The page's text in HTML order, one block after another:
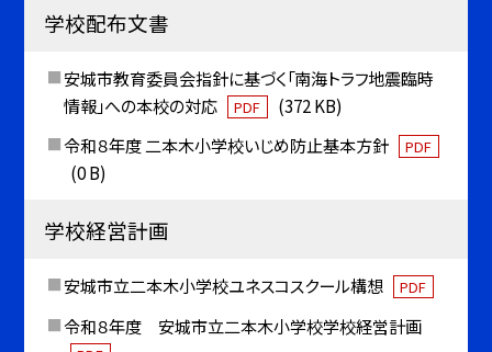
学校配布文書
安城市教育委員会指針に基づく「南海トラフ地震臨時
情報」への本校の対応
PDF
(372 KB)
令和８年度 二本木小学校いじめ防止基本方針
PDF
(0 B)
学校経営計画
安城市立二本木小学校ユネスコスクール構想 PDF
令和８年度 安城市立二本木小学校学校経営計画